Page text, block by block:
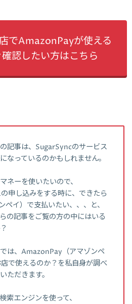
でAmazonPayが使える
認したい方はこちら
記事は、SugarSyncのサービス
なっているのかもしれません。
ネーを使いたいので、
申し込みをする時に、できたら
イ）で支払いたい、、、と、
の記事をご覧の方の中にはいる
は、AmazonPay（アマゾンペ
で使えるのか？を私自身が調べ
ただきます。
索エンジンを使って、